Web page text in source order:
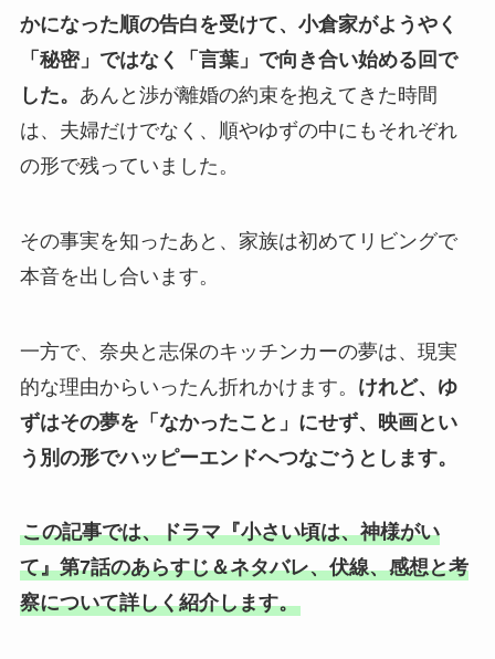
かになった順の告白を受けて、小倉家がようやく
「秘密」ではなく「言葉」で向き合い始める回で
した。 あんと渉が離婚の約束を抱えてきた時間
は、夫婦だけでなく、順やゆずの中にもそれぞれ
の形で残っていました。
その事実を知ったあと、家族は初めてリビングで
本音を出し合います。
一方で、奈央と志保のキッチンカーの夢は、現実
的な理由からいったん折れかけます。 けれど、ゆ
ずはその夢を「なかったこと」にせず、映画とい
う別の形でハッピーエンドへつなごうとします。
この記事では、ドラマ『小さい頃は、神様がい
て』第7話のあらすじ＆ネタバレ、伏線、感想と考
察について詳しく紹介します。